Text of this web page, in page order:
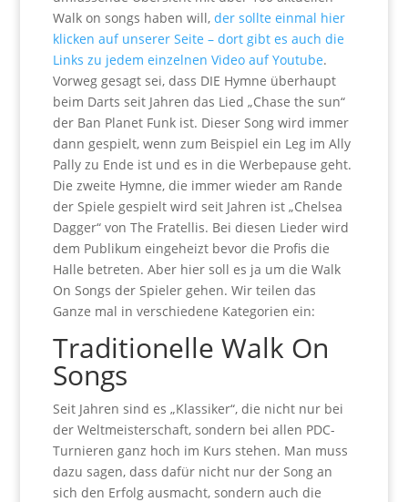
Walk on songs haben will, der sollte einmal hier
klicken auf unserer Seite – dort gibt es auch die
Links zu jedem einzelnen Video auf Youtube.
Vorweg gesagt sei, dass DIE Hymne überhaupt
beim Darts seit Jahren das Lied „Chase the sun“
der Ban Planet Funk ist. Dieser Song wird immer
dann gespielt, wenn zum Beispiel ein Leg im Ally
Pally zu Ende ist und es in die Werbepause geht.
Die zweite Hymne, die immer wieder am Rande
der Spiele gespielt wird seit Jahren ist „Chelsea
Dagger“ von The Fratellis. Bei diesen Lieder wird
dem Publikum eingeheizt bevor die Profis die
Halle betreten. Aber hier soll es ja um die Walk
On Songs der Spieler gehen. Wir teilen das
Ganze mal in verschiedene Kategorien ein:
Traditionelle Walk On
Songs
Seit Jahren sind es „Klassiker“, die nicht nur bei
der Weltmeisterschaft, sondern bei allen PDC-
Turnieren ganz hoch im Kurs stehen. Man muss
dazu sagen, dass dafür nicht nur der Song an
sich den Erfolg ausmacht, sondern auch die